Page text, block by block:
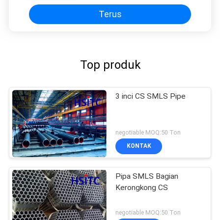
Terus
Top produk
3 inci CS SMLS Pipe
negotiable MOQ:50 Ton
KONTAK
Pipa SMLS Bagian
Kerongkong CS
negotiable MOQ:50 Ton